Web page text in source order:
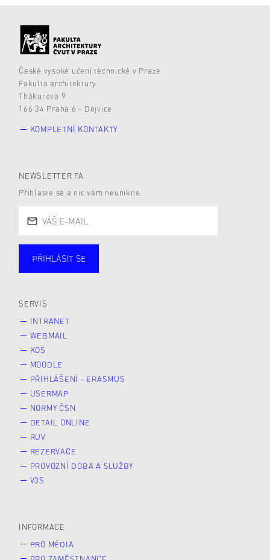
České vysoké učení technické v Praze
Fakulta architektury
Thákurova 9
166 34 Praha 6 - Dejvice
KOMPLETNÍ KONTAKTY
NEWSLETTER FA
Přihlaste se a nic vám neunikne.
Studující
PŘIHLÁSIT SE
SERVIS
INTRANET
WEBMAIL
KOS
MOODLE
PŘIHLÁŠENÍ - ERASMUS
USERMAP
NORMY ČSN
DETAIL ONLINE
RUV
REZERVACE
PROVOZNÍ DOBA A SLUŽBY
V3S
INFORMACE
PRO MÉDIA